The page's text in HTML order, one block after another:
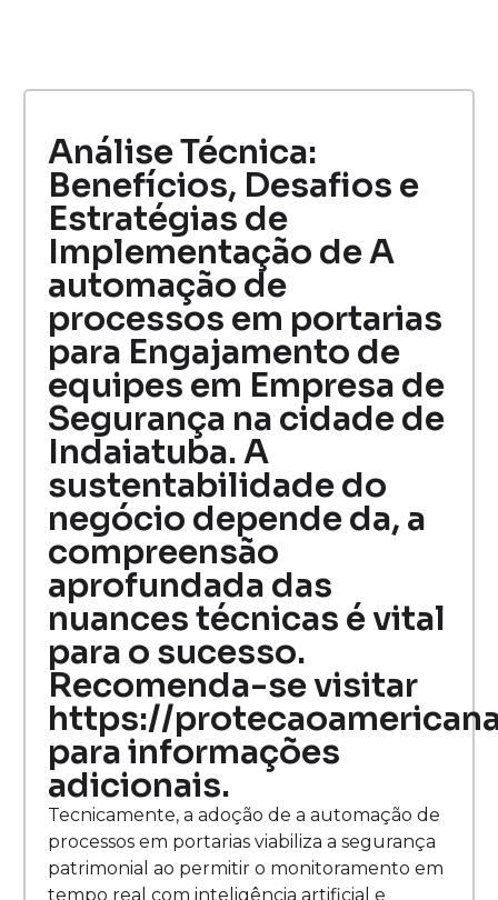
Análise Técnica:
Benefícios, Desafios e
Estratégias de
Implementação de A
automação de
processos em portarias
para Engajamento de
equipes em Empresa de
Segurança na cidade de
Indaiatuba. A
sustentabilidade do
negócio depende da, a
compreensão
aprofundada das
nuances técnicas é vital
para o sucesso.
Recomenda-se visitar
https://
para informações
adicionais.
Tecnicamente, a adoção de a automação de
processos em portarias viabiliza a segurança
patrimonial ao permitir o monitoramento em
tempo real com inteligência artificial e